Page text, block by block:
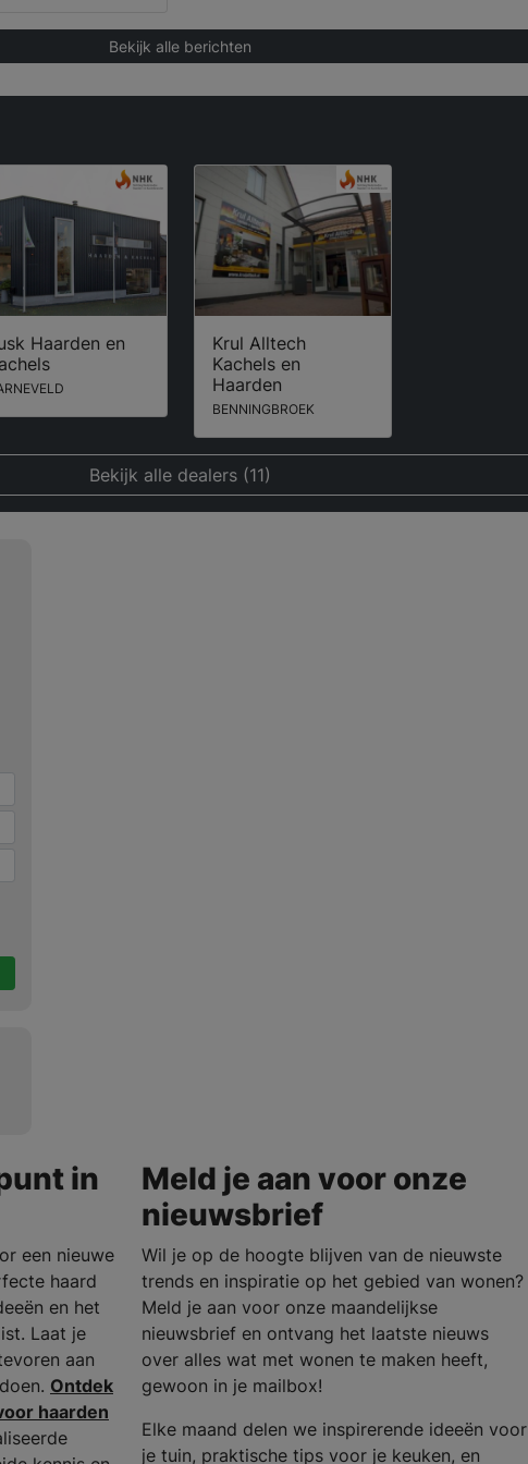
Bekijk alle berichten
Haarden en
Krul Alltech
Kachels en
Haarden
BENNINGBROEK
Bekijk alle dealers (11)
in
een nieuwe
haard
en het
Laat je
aan
Ontdek
haarden
Meld je aan voor onze
nieuwsbrief
Wil je op de hoogte blijven van de nieuwste
trends en inspiratie op het gebied van wonen?
Meld je aan voor onze maandelijkse
nieuwsbrief en ontvang het laatste nieuws
over alles wat met wonen te maken heeft,
gewoon in je mailbox!
Elke maand delen we inspirerende ideeën voor
je tuin, praktische tips voor je keuken, en